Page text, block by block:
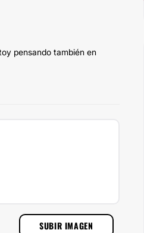
pensando también en
SUBIR IMAGEN